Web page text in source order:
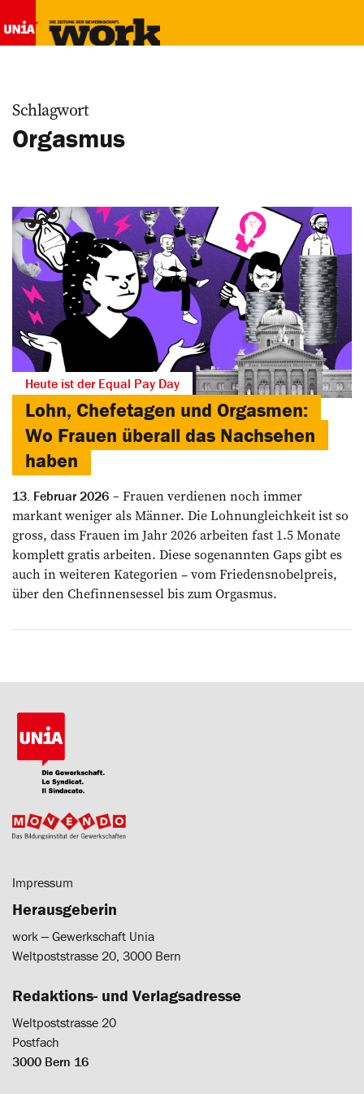
Schlagwort
Orgasmus
Heute ist der Equal Pay Day
Lohn, Chefetagen und Orgasmen:
Wo Frauen überall das Nachsehen
haben
13. Februar 2026
Frauen verdienen noch immer
markant weniger als Männer. Die Lohnungleichkeit ist so
gross, dass Frauen im Jahr 2026 arbeiten fast 1.5 Monate
komplett gratis arbeiten. Diese sogenannten Gaps gibt es
auch in weiteren Kategorien – vom Friedensnobelpreis,
über den Chefinnensessel bis zum Orgasmus.
Impressum
Herausgeberin
work ‒ Gewerkschaft Unia
Weltpoststrasse 20, 3000 Bern
Redaktions- und Verlagsadresse
Weltpoststrasse 20
Postfach
3000 Bern 16